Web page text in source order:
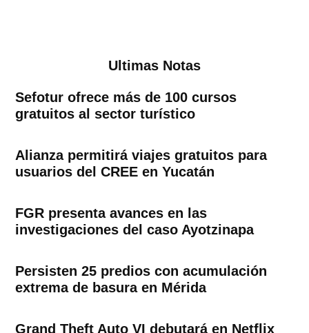
Ultimas Notas
Sefotur ofrece más de 100 cursos
gratuitos al sector turístico
Alianza permitirá viajes gratuitos para
usuarios del CREE en Yucatán
FGR presenta avances en las
investigaciones del caso Ayotzinapa
Persisten 25 predios con acumulación
extrema de basura en Mérida
Grand Theft Auto VI debutará en Netflix